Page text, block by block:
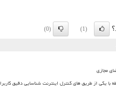
(1)
(0)
مجازی
با یکی از طریق های کنترل اینترنت شناسایی دقیق